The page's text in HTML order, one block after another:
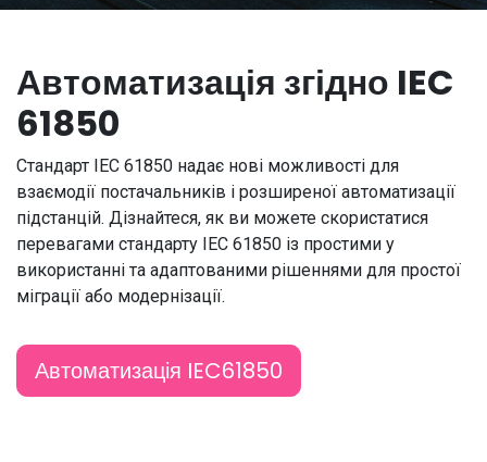
Автоматизація згідно IEC
61850
Стандарт IEC 61850 надає нові можливості для
взаємодії постачальників і розширеної автоматизації
підстанцій. Дізнайтеся, як ви можете скористатися
перевагами стандарту IEC 61850 із простими у
використанні та адаптованими рішеннями для простої
міграції або модернізації.
Автоматизація IEC61850